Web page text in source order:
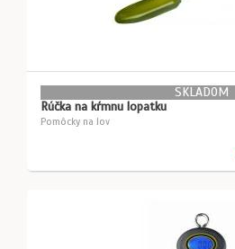
SKLADOM
Rúčka na kŕmnu lopatku
Pomôcky na lov